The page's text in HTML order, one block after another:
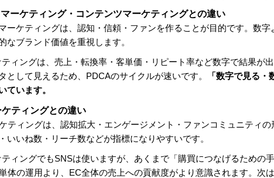
ーケティング・コンテンツマーケティングとの違い
ーケティングは、認知・信頼・ファンを作ることが目的です。数字
なブランド価値を重視します。
ィングは、売上・転換率・客単価・リピート率など数字で結果が
として見えるため、PDCAのサイクルが速いです。
「数字で見る
ています。
ティングとの違い
ティングは、認知拡大・エンゲージメント・ファンコミュニティの
いいね数・リーチ数などが指標になりやすいです。
ィングでもSNSは使いますが、あくまで「購買につなげるための
体の運用より、EC全体の売上への貢献度がより意識されます。次